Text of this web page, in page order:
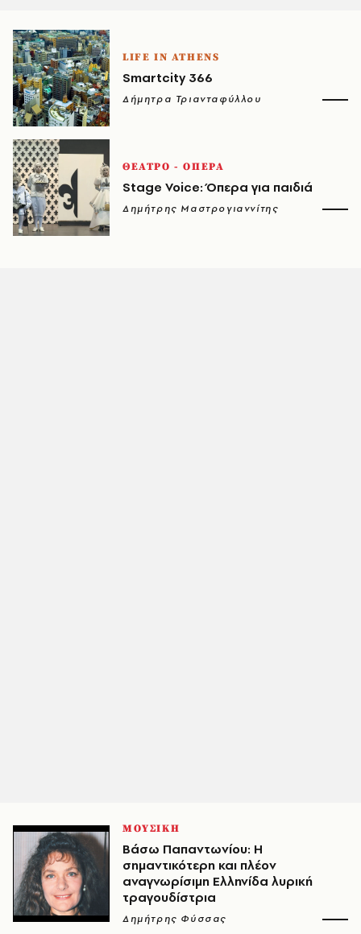
LIFE IN ATHENS
Smartcity 366
Δήμητρα Τριανταφύλλου
ΘΕΑΤΡΟ - ΟΠΕΡΑ
Stage Voice: Όπερα για παιδιά
Δημήτρης Μαστρογιαννίτης
ΜΟΥΣΙΚΗ
Βάσω Παπαντωνίου: Η
σημαντικότερη και πλέον
αναγνωρίσιμη Ελληνίδα λυρική
τραγουδίστρια
Δημήτρης Φύσσας